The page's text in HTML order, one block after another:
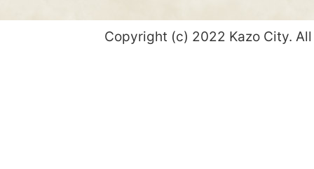
Copyright (c) 2022 Kazo City.